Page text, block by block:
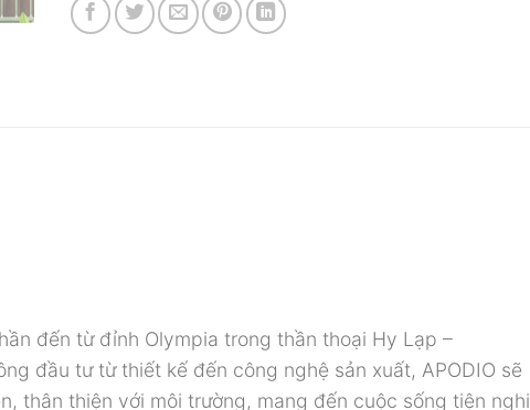
đến từ đỉnh Olympia trong thần thoại Hy Lạp –
đầu tư từ thiết kế đến công nghệ sản xuất, APODIO sẽ
thân thiện với môi trường, mang đến cuộc sống tiện nghi